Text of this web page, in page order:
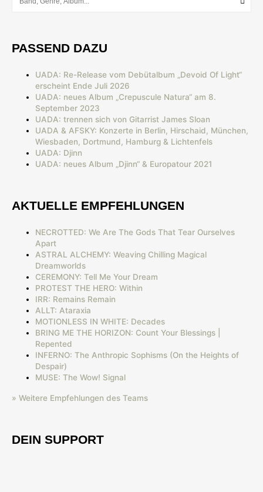
PASSEND DAZU
UADA: Re-Release vom Debütalbum „Devoid Of Light“
erscheint Ende Juli 2026
UADA: neues Album „Crepuscule Natura“ am 8.
September 2023
UADA: trennen sich von Gitarrist James Sloan
UADA & AFSKY: Konzerte in Berlin, Hirschaid, München,
Wiesbaden, Dortmund, Hamburg & Lichtenfels
UADA: Djinn
UADA: neues Album „Djinn“ & Europatour 2021
AKTUELLE EMPFEHLUNGEN
NECROTTED: We Are The Gods That Tear Ourselves
Apart
ASTRAL ALCHEMY: Weaving Chilling Magical
Dreamworlds
CEREMONY: Tell Me Your Dream
PROTEST THE HERO: Within
IRR: Remains Remain
ALLT: Ataraxia
MOTIONLESS IN WHITE: Decades
BRING ME THE HORIZON: Count Your Blessings |
Repented
INFERNO: The Anthropic Sophisms (On the Heights of
Despair)
MUSE: The Wow! Signal
» Weitere Empfehlungen des Teams
DEIN SUPPORT